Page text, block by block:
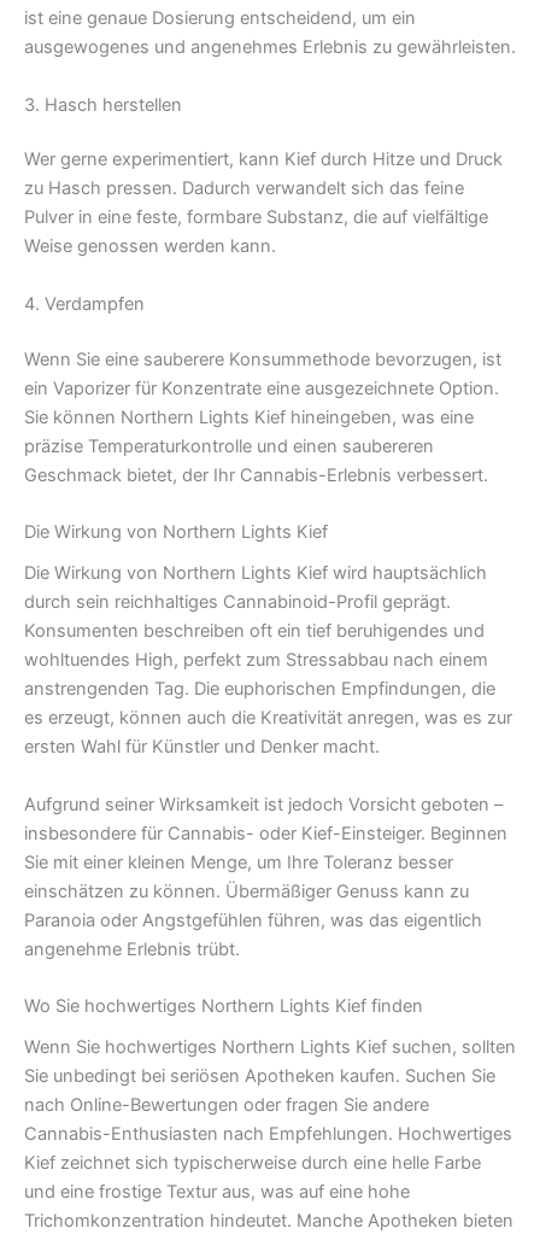
ist eine genaue Dosierung entscheidend, um ein
ausgewogenes und angenehmes Erlebnis zu gewährleisten.
3. Hasch herstellen
Wer gerne experimentiert, kann Kief durch Hitze und Druck
zu Hasch pressen. Dadurch verwandelt sich das feine
Pulver in eine feste, formbare Substanz, die auf vielfältige
Weise genossen werden kann.
4. Verdampfen
Wenn Sie eine sauberere Konsummethode bevorzugen, ist
ein Vaporizer für Konzentrate eine ausgezeichnete Option.
Sie können Northern Lights Kief hineingeben, was eine
präzise Temperaturkontrolle und einen saubereren
Geschmack bietet, der Ihr Cannabis-Erlebnis verbessert.
Die Wirkung von Northern Lights Kief
Die Wirkung von Northern Lights Kief wird hauptsächlich
durch sein reichhaltiges Cannabinoid-Profil geprägt.
Konsumenten beschreiben oft ein tief beruhigendes und
wohltuendes High, perfekt zum Stressabbau nach einem
anstrengenden Tag. Die euphorischen Empfindungen, die
es erzeugt, können auch die Kreativität anregen, was es zur
ersten Wahl für Künstler und Denker macht.
Aufgrund seiner Wirksamkeit ist jedoch Vorsicht geboten –
insbesondere für Cannabis- oder Kief-Einsteiger. Beginnen
Sie mit einer kleinen Menge, um Ihre Toleranz besser
einschätzen zu können. Übermäßiger Genuss kann zu
Paranoia oder Angstgefühlen führen, was das eigentlich
angenehme Erlebnis trübt.
Wo Sie hochwertiges Northern Lights Kief finden
Wenn Sie hochwertiges Northern Lights Kief suchen, sollten
Sie unbedingt bei seriösen Apotheken kaufen. Suchen Sie
nach Online-Bewertungen oder fragen Sie andere
Cannabis-Enthusiasten nach Empfehlungen. Hochwertiges
Kief zeichnet sich typischerweise durch eine helle Farbe
und eine frostige Textur aus, was auf eine hohe
Trichomkonzentration hindeutet. Manche Apotheken bieten